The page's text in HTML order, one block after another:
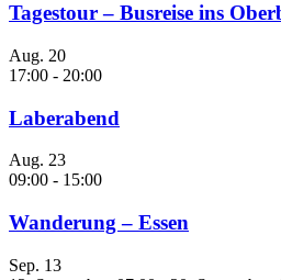
Tagestour – Busreise ins
Aug. 20
17:00 - 20:00
Laberabend
Aug. 23
09:00 - 15:00
Wanderung – Essen
Sep. 13